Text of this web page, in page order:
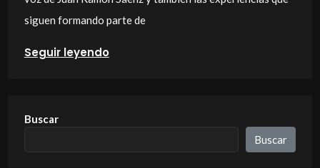
siguen formando parte de
Seguir leyendo
Buscar
Buscar